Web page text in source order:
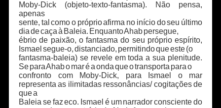
Moby-Dick (objeto-texto-fantasma). Não pensa,
apenas
sente, tal como o próprio afirma no início do seu último
dia de caça à Baleia. Enquanto Ahab persegue,
ébrio de paixão, o fantasma do seu próprio espírito,
Ismael segue-o, distanciado, permitindo que este (o
fantasma-baleia) se revele em toda a sua plenitude.
Se para Ahab o mar é a onda que o transporta para o
confronto com Moby-Dick, para Ismael o mar
representa as ilimitadas ressonâncias/ cogitações de
que a
Baleia se faz eco. Ismael é um narrador consciente do